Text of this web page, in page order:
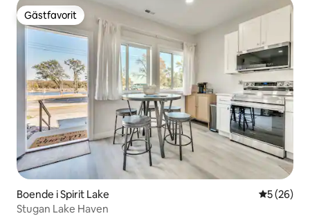
Gästfavorit
Gästfavorit
Boende i Spirit Lake 5 av 5 i
5 (26)
Stugan Lake Haven